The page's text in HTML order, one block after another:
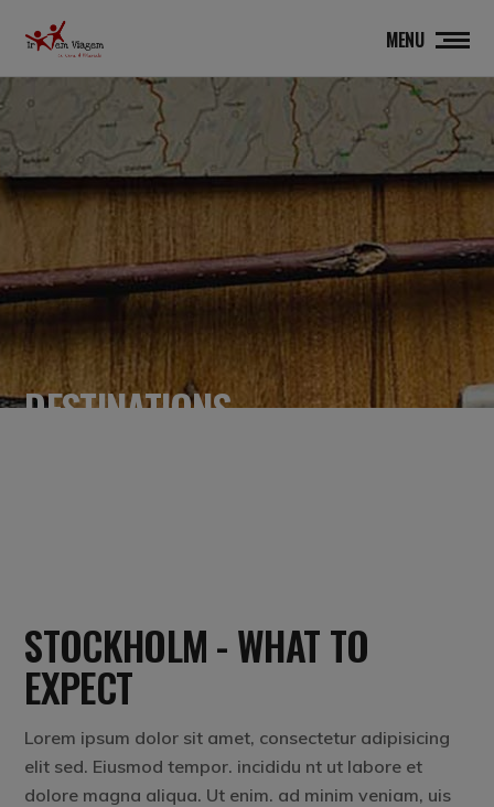
MENU
DESTINATIONS
STOCKHOLM - WHAT TO
EXPECT
Lorem ipsum dolor sit amet, consectetur adipisicing
elit sed. Eiusmod tempor. incididu nt ut labore et
dolore magna aliqua. Ut enim. ad minim veniam, uis